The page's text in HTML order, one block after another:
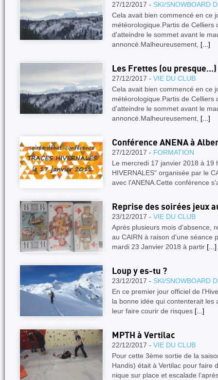
27/12/2017 - SKI/SNOWBOARD
Cela avait bien commencé en ce
météorologique.Partis de Celliers
d'atteindre le sommet avant le
annoncé.Malheureusement, [...]
Les Frettes (ou presque...)
27/12/2017 - VIE DU CLUB
Cela avait bien commencé en ce
météorologique.Partis de Celliers
d'atteindre le sommet avant le
annoncé.Malheureusement, [...]
Conférence ANENA à
27/12/2017 - FORMATION
Le mercredi 17 janvier 2018 à 19
HIVERNALES" organisée par le
avec l'ANENA.Cette conférence
Reprise des soirées jeux
23/12/2017 - VIE DU CLUB
Après plusieurs mois d'absence,
au CAIRN à raison d'une séance
mardi 23 Janvier 2018 à partir [...]
Loup y es-tu ?
23/12/2017 - SKI/SNOWBOARD
En ce premier jour officiel de
la bonne idée qui contenterait
leur faire courir de risques [...]
MPTH à Vertilac
22/12/2017 - VIE DU CLUB
Pour cette 3ème sortie de la
Handis) était à Vertilac pour faire
nique sur place et escalade